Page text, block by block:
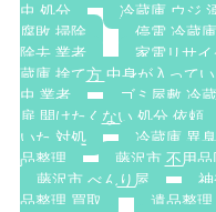
虫 処分
冷蔵庫 ウジ
腐敗 掃除
停電 冷蔵
除去 業者
家電リサ
蔵庫 捨て方 中身が入って
虫 業者
ゴミ屋敷 冷
扉 開けたくない 処分 依頼
いた 対処
冷蔵庫 異
品整理
藤沢市 不用品
藤沢市 べんり屋
品整理 買取
遺品整理